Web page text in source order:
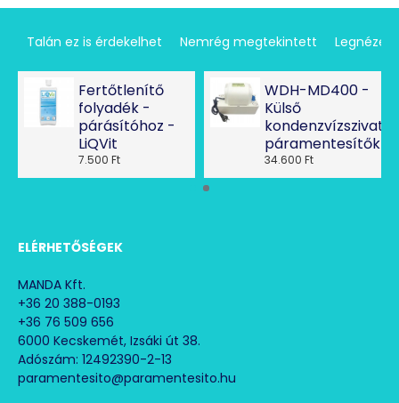
Talán ez is érdekelhet Nemrég megtekintett
Fertőtlenítő
folyadék -
párásítóhoz -
LiQVit
7.500 Ft
WDH-MD400 -
Külső
34.600 Ft
ELÉRHETŐSÉGEK
MANDA Kft.
+36 20 388-0193
+36 76 509 656
6000 Kecskemét, Izsáki út 38.
Adószám: 12492390-2-13
paramentesito@paramentesito.hu